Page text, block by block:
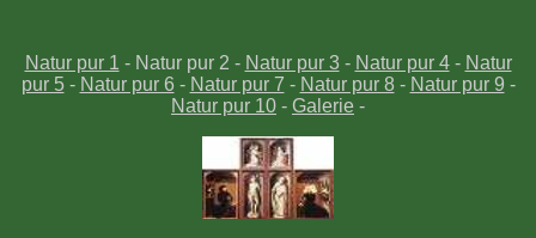
Natur pur 1 - Natur pur 2 - Natur pur 3- Natur pur 4- Natur
pur 5- Natur pur 6 - Natur pur 7 - Natur pur 8- Natur pur 9 -
Natur pur 10 - Galerie -